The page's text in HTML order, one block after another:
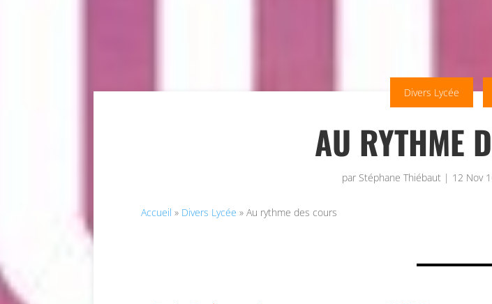
Divers Lycée
AU RYTHME
par Stéphane Thiébaut | 12 Nov
Accueil » Divers Lycée » Au rythme des cours